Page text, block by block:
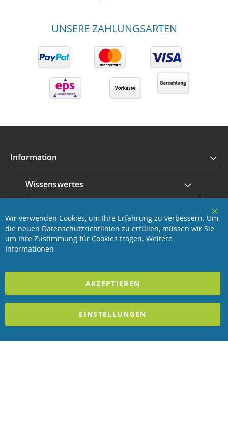
UNSERE ZAHLUNGSARTEN
Information
Wissenswertes
Revisage GmbH
Wir verwenden Cookies, um Ihre Erfahrung zu verbessern. Um
die neuen Datenschutzrichtlinien zu erfüllen, müssen wir Sie
um Ihre Zustimmung für Cookies fragen. Weitere
Informationen
AKZEPTIEREN
EINSTELLUNGEN